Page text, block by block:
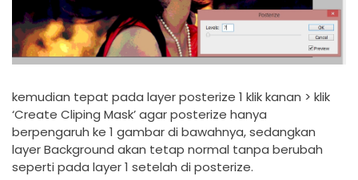
kemudian tepat pada layer posterize 1 klik kanan > klik
‘Create Cliping Mask’ agar posterize hanya
berpengaruh ke 1 gambar di bawahnya, sedangkan
layer Background akan tetap normal tanpa berubah
seperti pada layer 1 setelah di posterize.